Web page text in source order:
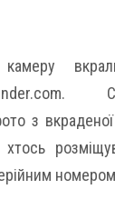
з
номером